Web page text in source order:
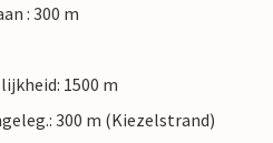
: 300 m
1500 m
300 m (Kiezelstrand)